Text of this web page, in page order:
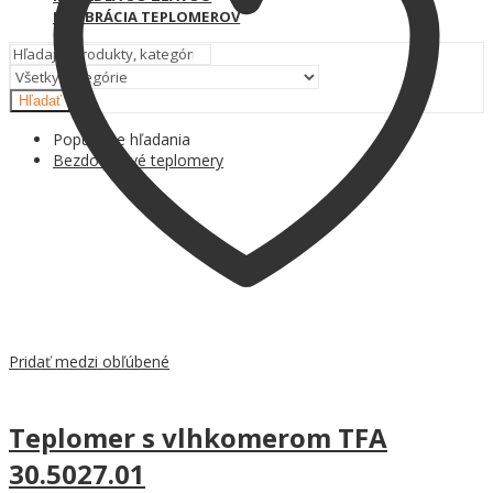
KALIBRÁCIA TEPLOMEROV
Hľadať
Populárne hľadania
Bezdotykové teplomery
Pridať medzi obľúbené
Teplomer s vlhkomerom TFA
30.5027.01